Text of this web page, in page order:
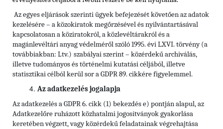
Az egyes eljárások szerinti ügyek befejezését követően az adatok
kezelésére – a közokiratok megőrzésével és nyilvántartásával
kapcsolatosan a köziratokról, a közlevéltárakról és a
magánlevéltári anyag védelméről szóló 1995. évi LXVI. törvény (a
továbbiakban: Ltv.) szabályai szerint – közérdekű archiválás,
illetve tudományos és történelmi kutatási céljából, illetve
statisztikai célból kerül sor a GDPR 89. cikkére figyelemmel.
Az adatkezelés jogalapja
Az adatkezelés a GDPR 6. cikk (1) bekezdés e) pontján alapul, az
Adatkezelőre ruházott közhatalmi jogosítványok gyakorlása
keretében végzett, vagy közérdekű feladatainak végrehajtása